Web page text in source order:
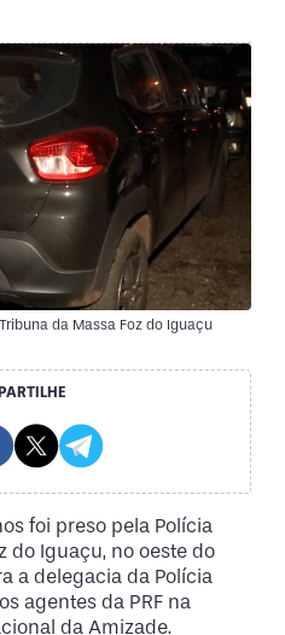
da Massa Foz do Iguaçu
foi preso pela Polícia
do Iguaçu, no oeste do
a delegacia da Polícia
agentes da PRF na
da Amizade.